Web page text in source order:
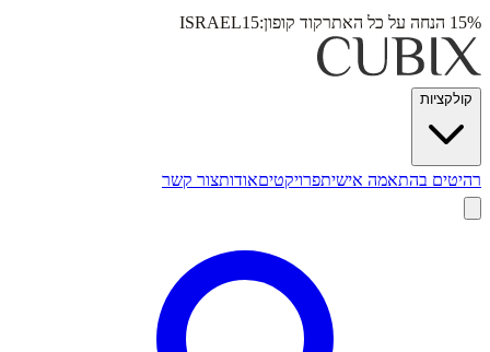
15% הנחה על כל האתר קוד קופון:ISRAEL15
קולקציות
רהיטים בהתאמה אישיתפרויקטיםאודותצור קשר